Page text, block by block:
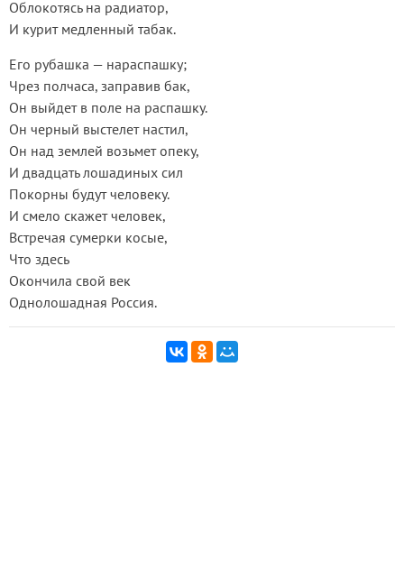
Облокотясь на радиатор,
И курит медленный табак.
Его рубашка — нараспашку;
Чрез полчаса, заправив бак,
Он выйдет в поле на распашку.
Он черный выстелет настил,
Он над землей возьмет опеку,
И двадцать лошадиных сил
Покорны будут человеку.
И смело скажет человек,
Встречая сумерки косые,
Что здесь
Окончила свой век
Однолошадная Россия.